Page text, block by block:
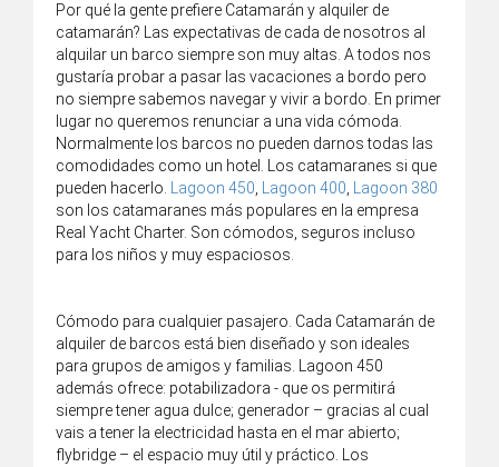
Por qué la gente prefiere Catamarán y alquiler de
catamarán? Las expectativas de cada de nosotros al
alquilar un barco siempre son muy altas. A todos nos
gustaría probar a pasar las vacaciones a bordo pero
no siempre sabemos navegar y vivir a bordo. En primer
lugar no queremos renunciar a una vida cómoda.
Normalmente los barcos no pueden darnos todas las
comodidades como un hotel. Los catamaranes si que
pueden hacerlo. Lagoon 450, Lagoon 400, Lagoon 380
son los catamaranes más populares en la empresa
Real Yacht Charter. Son cómodos, seguros incluso
para los niños y muy espaciosos.
Cómodo para cualquier pasajero. Cada Catamarán de
alquiler de barcos está bien diseñado y son ideales
para grupos de amigos y familias. Lagoon 450
además ofrece: potabilizadora - que os permitirá
siempre tener agua dulce; generador – gracias al cual
vais a tener la electricidad hasta en el mar abierto;
flybridge – el espacio muy útil y práctico. Los